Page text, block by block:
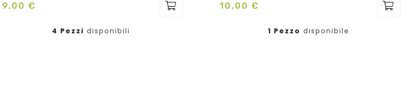
Prezzo
9,00 €
4 Pezzi disponibili
Prezzo
10,00 €
1 Pezzo disponibile